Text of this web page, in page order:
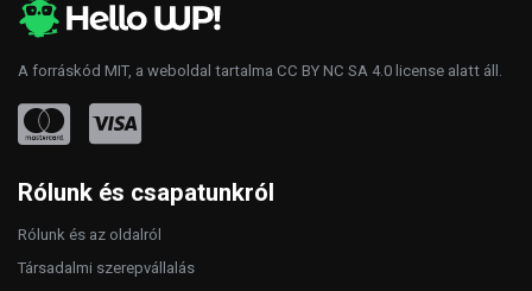
A forráskód MIT, a weboldal tartalma CC BY NC SA 4.0 license alatt áll.
Rólunk és csapatunkról
Rólunk és az oldalról
Társadalmi szerepvállalás